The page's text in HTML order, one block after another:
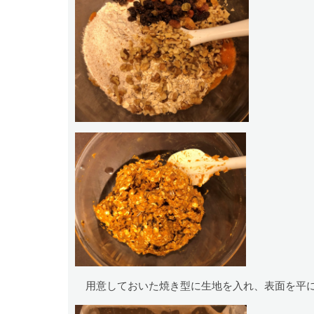
用意しておいた焼き型に生地を入れ、表面を平に